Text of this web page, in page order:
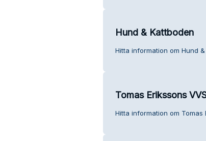
Hund & Kattboden
Hitta information om Hund
Tomas Erikssons
Hitta information om Tomas